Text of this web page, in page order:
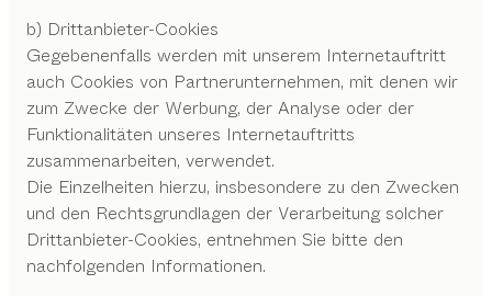
b) Drittanbieter-Cookies
Gegebenenfalls werden mit unserem Internetauftritt
auch Cookies von Partnerunternehmen, mit denen wir
zum Zwecke der Werbung, der Analyse oder der
Funktionalitäten unseres Internetauftritts
zusammenarbeiten, verwendet.
Die Einzelheiten hierzu, insbesondere zu den Zwecken
und den Rechtsgrundlagen der Verarbeitung solcher
Drittanbieter-Cookies, entnehmen Sie bitte den
nachfolgenden Informationen.